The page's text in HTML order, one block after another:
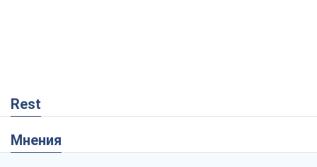
Rest
Мнения